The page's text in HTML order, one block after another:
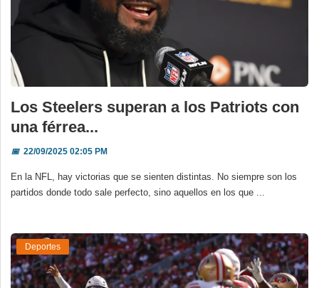
Los Steelers superan a los Patriots con
una férrea...
📅22/09/2025 02:05 PM
En la NFL, hay victorias que se sienten distintas. No siempre son los
partidos donde todo sale perfecto, sino aquellos en los que ...
Deportes